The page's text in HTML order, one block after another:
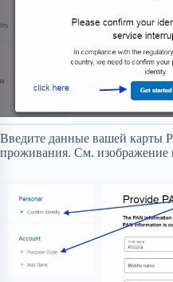
Введите данные вашей карты
проживания. См. изображение